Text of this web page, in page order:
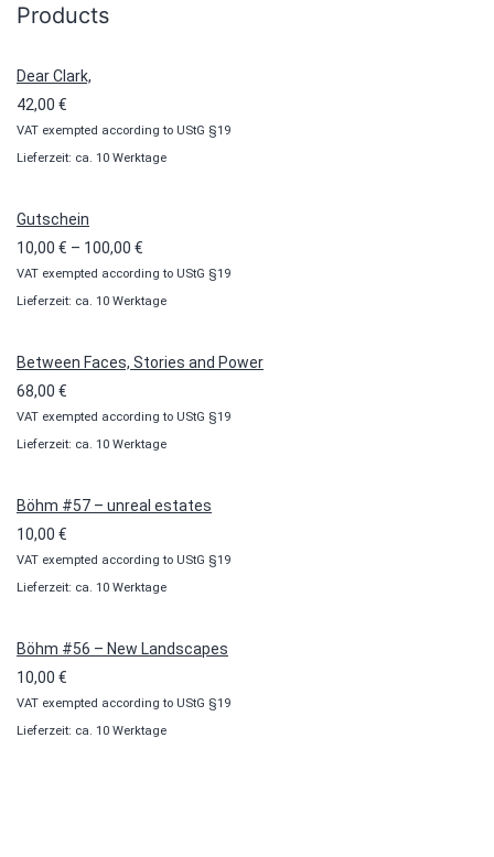
Products
Dear Clark,
42,00 €
VAT exempted according to UStG §19
Lieferzeit: ca. 10 Werktage
Gutschein
10,00 € – 100,00 €
10,00 €
bis
VAT exempted according to UStG §19
Lieferzeit: ca. 10 Werktage
Between Faces, Stories and Power
68,00 €
VAT exempted according to UStG §19
Lieferzeit: ca. 10 Werktage
Böhm #57 – unreal estates
10,00 €
VAT exempted according to UStG §19
Lieferzeit: ca. 10 Werktage
Böhm #56 – New Landscapes
10,00 €
VAT exempted according to UStG §19
Lieferzeit: ca. 10 Werktage